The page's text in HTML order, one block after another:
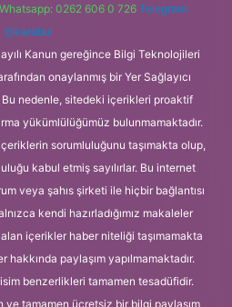
Whatsapp: 0262 606 0 726 Telegram:
@karabul
Kanun gereğince Bilgi Teknolojileri
onaylanmış bir Yer Sağlayıcı
nedenle, sitedeki içerikleri proaktif
yükümlülüğümüz bulunmamaktadır.
sorumluluğunu taşımakta olup,
kabul etmiş sayılırlar. Bu internet
veya şahıs şirketi ile hiçbir bağlantısı
kendi hazırladığımız makaleler
içerikler haber niteliği taşımamakta
paylaşım yapılmamaktadır.
benzerlikleri tamamen tesadüfidir.
ve tamamen ücretsiz bir bilgi paylaşım